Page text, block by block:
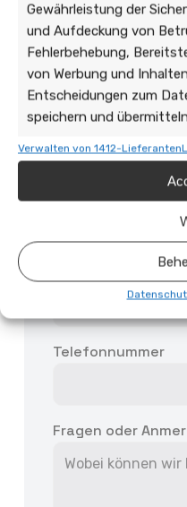
Gewährleistung der
und Aufdeckung von
Fehlerbehebung,
von Werbung und
Entscheidungen zum
speichern und
Verwalten von 1412-Lieferanten
Telefonnummer
Fragen oder